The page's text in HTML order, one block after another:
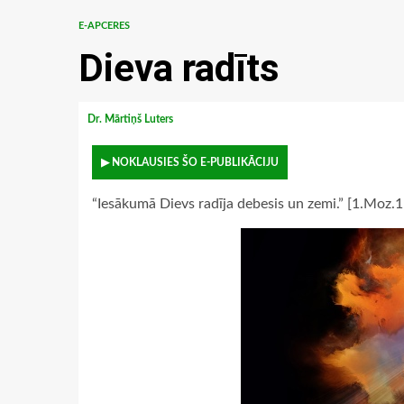
E-APCERES
Dieva radīts
Dr. Mārtiņš Luters
▶ NOKLAUSIES ŠO E-PUBLIKĀCIJU
“Iesākumā Dievs radīja debesis un zemi.”